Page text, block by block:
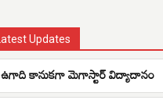
Latest Updates
ఉగాది కానుకగా మెగాస్టార్ విద్యాదానం